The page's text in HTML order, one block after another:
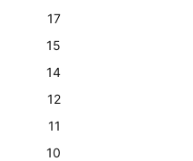
17
15
14
12
11
10